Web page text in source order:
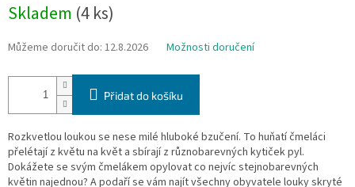
cena:
Skladem (4 ks)
Můžeme doručit do: 12.8.2026 Možnosti doručení
Přidat do košíku
Rozkvetlou loukou se nese milé hluboké bzučení. To huňatí čmeláci
přelétají z květu na květ a sbírají z různobarevných kytiček pyl.
Dokážete se svým čmelákem opylovat co nejvíc stejnobarevných
květin najednou? A podaří se vám najít všechny obyvatele louky skryté